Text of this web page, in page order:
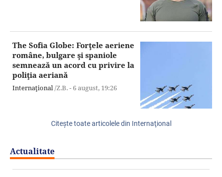
The Sofia Globe: Forţele aeriene
române, bulgare şi spaniole
semnează un acord cu privire la
poliţia aeriană
Internaţional/Z.B. -6 august, 19:26
Citeşte toate articolele din Internaţional
Actualitate